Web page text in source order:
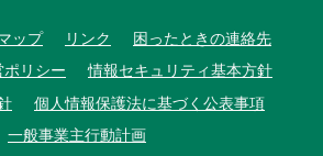
ップ リンク
困ったときの連絡先
ポリシー
情報セキュリティ基本方針
個人情報保護法に基づく公表事項
一般事業主行動計画